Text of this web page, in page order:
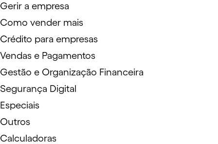
Gerir a empresa
Como vender mais
Crédito para empresas
Vendas e Pagamentos
Gestão e Organização Financeira
Segurança Digital
Especiais
Outros
Calculadoras